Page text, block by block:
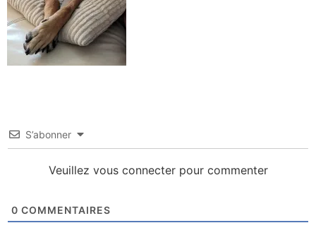
S’abonner
Veuillez vous connecter pour commenter
0 COMMENTAIRES